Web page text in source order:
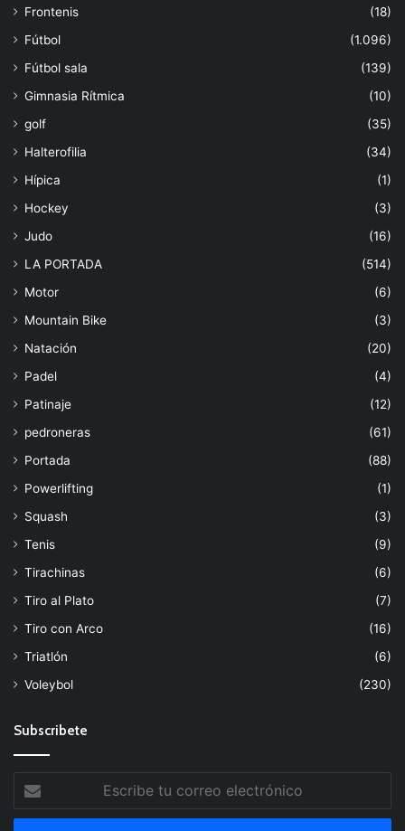
Frontenis
(18)
Fútbol
(1.096)
Fútbol sala
(139)
Gimnasia Rítmica
(10)
golf
(35)
Halterofilia
(34)
Hípica
(1)
Hockey
(3)
Judo
(16)
LA PORTADA
(514)
Motor
(6)
Mountain Bike
(3)
Natación
(20)
Padel
(4)
Patinaje
(12)
pedroneras
(61)
Portada
(88)
Powerlifting
(1)
Squash
(3)
Tenis
(9)
Tirachinas
(6)
Tiro al Plato
(7)
Tiro con Arco
(16)
Triatlón
(6)
Voleybol
(230)
Subscribete
Escribe
tu
correo